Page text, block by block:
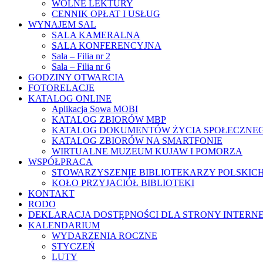
WOLNE LEKTURY
CENNIK OPŁAT I USŁUG
WYNAJEM SAL
SALA KAMERALNA
SALA KONFERENCYJNA
Sala – Filia nr 2
Sala – Filia nr 6
GODZINY OTWARCIA
FOTORELACJE
KATALOG ONLINE
Aplikacja Sowa MOBI
KATALOG ZBIORÓW MBP
KATALOG DOKUMENTÓW ŻYCIA
KATALOG ZBIORÓW NA SMARTFONIE
WIRTUALNE MUZEUM KUJAW I POMORZA
WSPÓŁPRACA
STOWARZYSZENIE BIBLIOTEKARZY
KOŁO PRZYJACIÓŁ BIBLIOTEKI
KONTAKT
RODO
DEKLARACJA DOSTĘPNOŚCI DLA STRONY
KALENDARIUM
WYDARZENIA ROCZNE
STYCZEŃ
LUTY